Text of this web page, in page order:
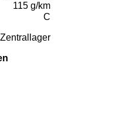
115 g/km
C
Zentrallager